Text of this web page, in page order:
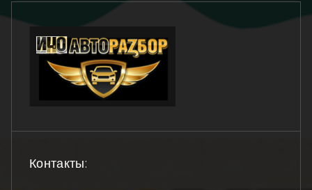
Контакты: